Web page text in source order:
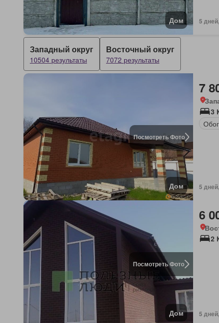
Дом 5
Западный округ
10504 результаты
Восточный округ
7072 результаты
Посмотреть Фото
Дом
7
3
5
Посмотреть Фото
Дом
6
2
5